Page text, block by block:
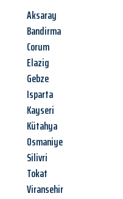
Aksaray
Bandirma
Corum
Elazig
Gebze
Isparta
Kayseri
Kütahya
Osmaniye
Silivri
Tokat
Viransehir